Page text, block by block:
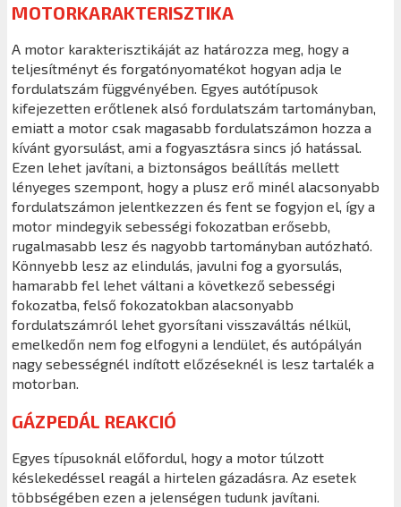
MOTORKARAKTERISZTIKA
A motor karakterisztikáját az határozza meg, hogy a
teljesítményt és forgatónyomatékot hogyan adja le
fordulatszám függvényében. Egyes autótípusok
kifejezetten erőtlenek alsó fordulatszám tartományban,
emiatt a motor csak magasabb fordulatszámon hozza a
kívánt gyorsulást, ami a fogyasztásra sincs jó hatással.
Ezen lehet javítani, a biztonságos beállítás mellett
lényeges szempont, hogy a plusz erő minél alacsonyabb
fordulatszámon jelentkezzen és fent se fogyjon el, így a
motor mindegyik sebességi fokozatban erősebb,
rugalmasabb lesz és nagyobb tartományban autózható.
Könnyebb lesz az elindulás, javulni fog a gyorsulás,
hamarabb fel lehet váltani a következő sebességi
fokozatba, felső fokozatokban alacsonyabb
fordulatszámról lehet gyorsítani visszaváltás nélkül,
emelkedőn nem fog elfogyni a lendület, és autópályán
nagy sebességnél indított előzéseknél is lesz tartalék a
motorban.
GÁZPEDÁL REAKCIÓ
Egyes típusoknál előfordul, hogy a motor túlzott
késlekedéssel reagál a hirtelen gázadásra. Az esetek
többségében ezen a jelenségen tudunk javítani.